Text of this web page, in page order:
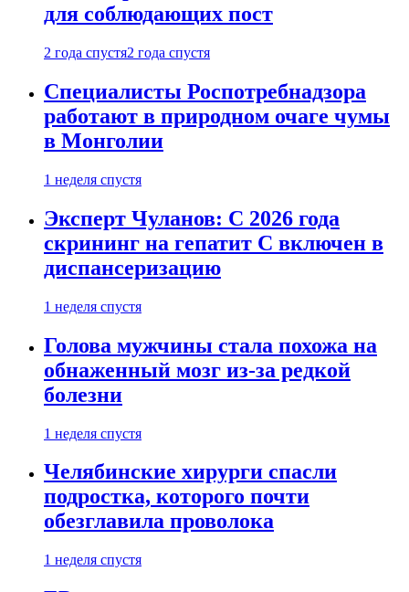
для соблюдающих пост
2 года спустя2 года спустя
Специалисты Роспотребнадзора
работают в природном очаге чумы
в Монголии
1 неделя спустя
Эксперт Чуланов: С 2026 года
скрининг на гепатит С включен в
диспансеризацию
1 неделя спустя
Голова мужчины стала похожа на
обнаженный мозг из-за редкой
болезни
1 неделя спустя
Челябинские хирурги спасли
подростка, которого почти
обезглавила проволока
1 неделя спустя